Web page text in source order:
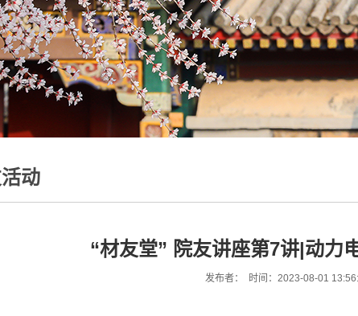
动
“材友堂” 院友讲座第7讲|动力
发布者： 时间：2023-08-01